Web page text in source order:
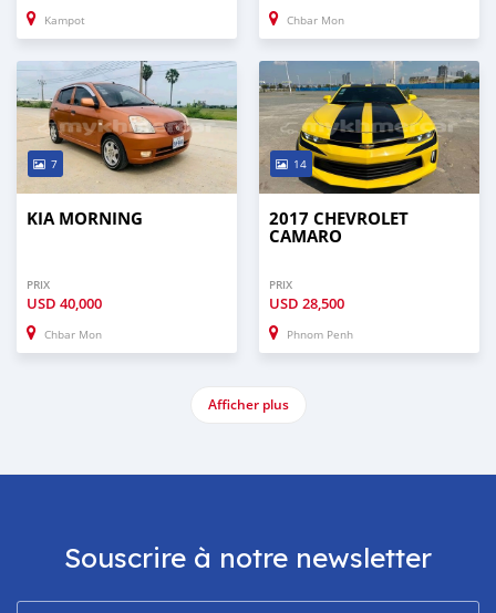
Kampot Chbar Mon
7
KIA MORNING
PRIX
USD 40,000
Chbar Mon
14
2017 CHEVROLET
CAMARO
PRIX
USD 28,500
Phnom Penh
Afficher plus
Souscrire à notre newsletter